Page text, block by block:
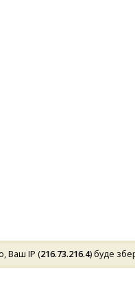
Ваш IP (216.73.216.4) буде